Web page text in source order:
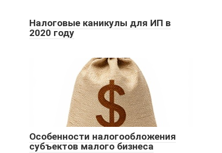
Налоговые каникулы для ИП в
2020 году
Особенности налогообложения
субъектов малого бизнеса